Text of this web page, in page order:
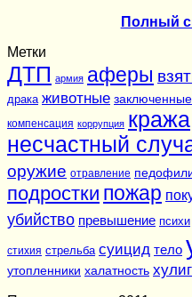
Полный
Метки
ДТП армия аферы
драка животные заключенные
компенсация коррупция кража
несчастный
оружие отравление
подростки пожар
убийство превышение психи
стихия стрельба суицид тело
утопленники халатность